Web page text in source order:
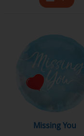
Missing You